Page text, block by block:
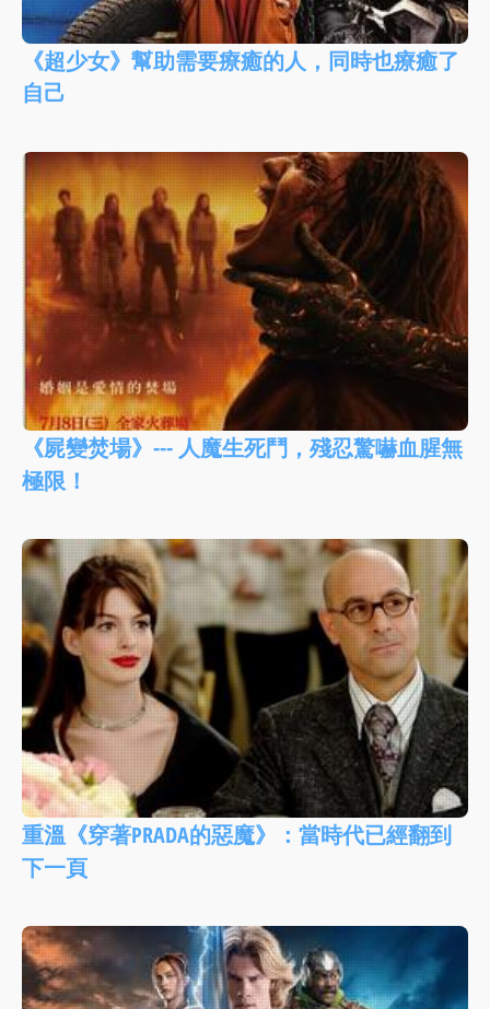
《超少女》幫助需要療癒的人，同時也療癒了
自己
《屍變焚場》--- 人魔生死鬥，殘忍驚嚇血腥無
極限！
重溫《穿著PRADA的惡魔》：當時代已經翻到
下一頁